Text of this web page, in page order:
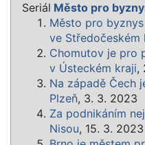
Seriál Město pro
Město pro
ve Středočeském
Chomutov je pro
v Ústeckém kraji,
Na západě Čech
Plzeň, 3. 3. 2023
Za podnikáním
Nisou, 15. 3. 2023